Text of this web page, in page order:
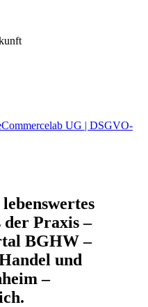
UG | DSGVO-
der Praxis –
BGHW –
und
–